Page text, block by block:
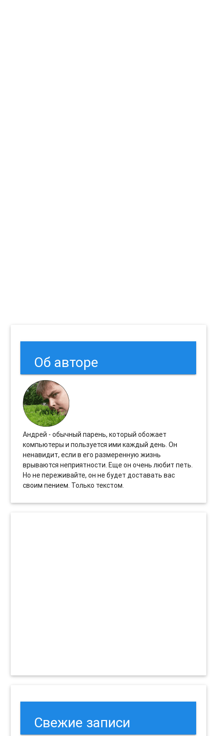
Об авторе
Андрей - обычный парень, который обожает
компьютеры и пользуется ими каждый день. Он
ненавидит, если в его размеренную жизнь
врываются неприятности. Еще он очень любит петь.
Но не переживайте, он не будет доставать вас
своим пением. Только текстом.
Свежие записи